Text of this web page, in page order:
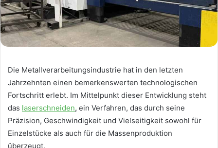
Die Metallverarbeitungsindustrie hat in den letzten
Jahrzehnten einen bemerkenswerten technologischen
Fortschritt erlebt. Im Mittelpunkt dieser Entwicklung steht
das laserschneiden, ein Verfahren, das durch seine
Präzision, Geschwindigkeit und Vielseitigkeit sowohl für
Einzelstücke als auch für die Massenproduktion
überzeugt.